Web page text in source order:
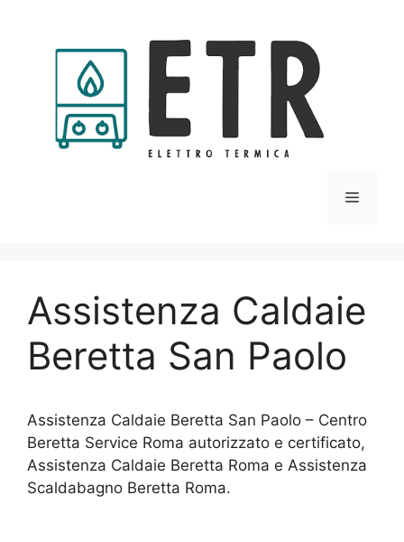
contenuto
Menu
Assistenza Caldaie
Beretta San Paolo
Assistenza Caldaie Beretta San Paolo – Centro
Beretta Service Roma autorizzato e certificato,
Assistenza Caldaie Beretta Roma e Assistenza
Scaldabagno Beretta Roma.